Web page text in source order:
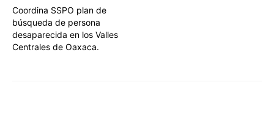
Coordina SSPO plan de
búsqueda de persona
desaparecida en los Valles
Centrales de Oaxaca.